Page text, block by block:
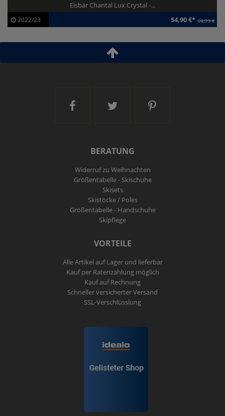
Eisbär Chantal Lux Crystal -...
Artikel-ID:
113232
2022/23 54,90 €* 64,99 €
Ski and More auf Facebook
Ski and More auf
Ski and More
BERATUNG
Widerruf zu Weihnachten
Größentabelle - Skischuhe
Skisets
Skistöcke / Poles
Größentabelle - Handschuhe
Skipflege
VORTEILE
Alle Artikel auf Lager und lieferbar
Kauf per Ratenzahlung möglich
Kauf auf Rechnung
Schneller versicherter Versand
SSL-Verschlüsslung